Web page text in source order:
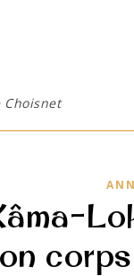
Choisnet